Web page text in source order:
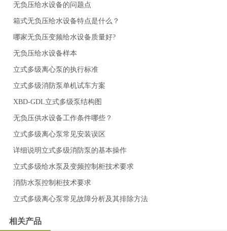
无负压给水设备的问题点
箱式无负压给水设备特点是什么？
哪家无负压变频给水设备质量好?
无负压给水设备样本
立式多级离心泵的执行标准
立式多级消防泵单机试车方案
XBD-GDL立式多级泵结构图
无负压供水设备工作条件哪些？
立式多级离心泵常见安装误区
详细说明立式多级消防泵的基本操作
立式多级给水泵及变频控制柜技术要求
消防水泵控制柜技术要求
立式多级离心泵常见故障分析及其排除方法
相关产品